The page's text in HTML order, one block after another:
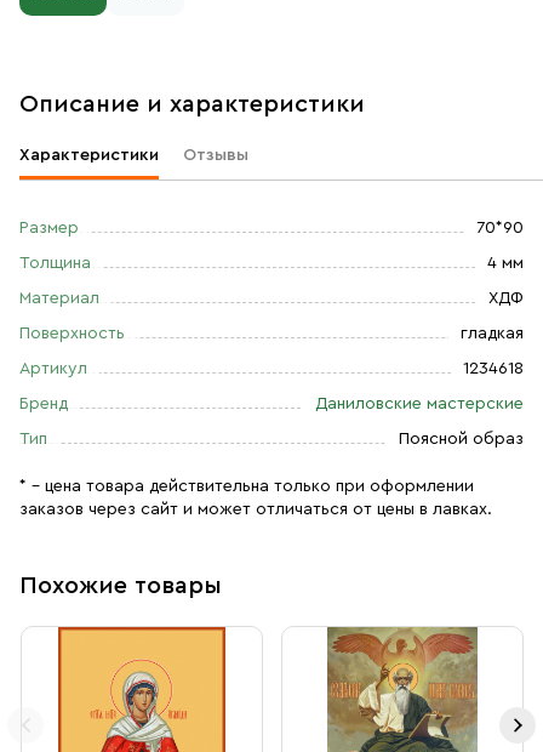
Описание и характеристики
Характеристики Отзывы
Размер 70*90
Толщина 4 мм
Материал ХДФ
Поверхность гладкая
Артикул 1234618
Бренд Даниловские мастерские
Тип Поясной образ
* – цена товара действительна только при оформлении
заказов через сайт и может отличаться от цены в лавках.
Похожие товары